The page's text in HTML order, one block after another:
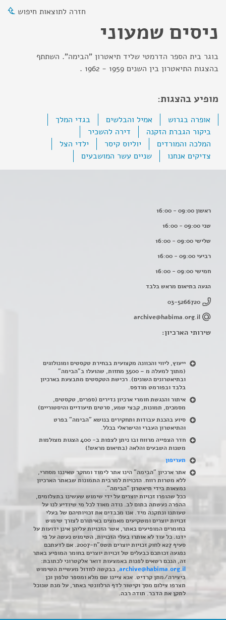
חזרה לתוצאות חיפוש
ניסים שמעוני
בוגר בית הספר הדרמטי שליד תיאטרון "הבימה". השתתף
בהצגות התיאטרון בין השנים 1959 - 1962 .
מופיע בהצגות:
אופרה בגרוש אמיל והבלשים
בגדי המלך
ביקור הגברת הזקנה
דירה להשכיר
המלכה והמורדים
יוליוס קיסר
ילדי הצל
צדיקים אנחנו
שניים עשר המושבעים
ראשון 09:00 - 16:00
שני 09:00 - 16:00
שלישי 09:00 - 16:00
רביעי 09:00 - 16:00
חמישי 09:00 - 16:00
הגעה בתיאום מראש בלבד
03-5266720
archive@habima.org.il
שירותי הארכיון:
ייעוץ, ליווי והכוונה מקצועית בבחירת טקסטים ומונולוגים
(מתוך למעלה מ – 3500 מחזות, שהועלו ב"הבימה"
ובתיאטרונים השונים). רכישת הטקסטים מתבצעת בארכיון
בלבד ובפורמט מודפס.
איתור והנגשת חומרי ארכיון נדירים (ספרים, טקסטים,
מסמכים, תמונות, קבצי שמע, סרטים תיעודיים והיסטוריים)
סיוע בהכנת עבודות ותחקירים בנושא "הבימה" בפרט
והתיאטרון העברי והישראלי בכלל.
חדר הצפייה מרווח ובו ניתן לצפות ב- 400 הצגות מצולמות
משנות השבעים והלאה (בתיאום מראש!)
תעריפון
אתר ארכיון "הבימה" הינו אתר לימוד ומחקר שאיננו מסחרי,
ללא מטרות רווח. הזכויות למרבית התמונות שבאתר הארכיון
נמצאות בידי תיאטרון "הבימה".
ככל שהופרו זכויות יוצרים על ידי שימוש שעשינו בתצלומים,
ההפרה נעשתה בתום לב. נודה מאוד לכל מי שיודיע לנו על
טעותנו ונתקנה מיד. אנו מכבדים את זכויותיהם של בעלי
זכויות יוצרים ומשקיעים מאמצים באיתורם לצורך שימוש
בחומרים המופיעים באתר, אשר הזכויות עליהן אינן ידועות על
ידנו. כל עוד לא אותרו בעלי הזכויות, השימוש נעשה על פי
סעיף 27א לחוק זכויות יוצרים תשס"ח-2007. אם לדעתכם
נפגעה זכותכם כבעלים של זכויות יוצרים בחומר המופיע באתר
זה, הנכם רשאים לפנות באמצעות דואר אלקטרוני לכתובת:
archive@habima.org.il, בבקשה לחדול מעשיית השימוש
ביצירה/מתן קרדיט. אנא ציינו שם מלא ומספר טלפון וכן
תצרפו צילום מסך וקישור לדף הרלוונטי באתר, על מנת שנוכל
לתקן את הדבר. תודה רבה.